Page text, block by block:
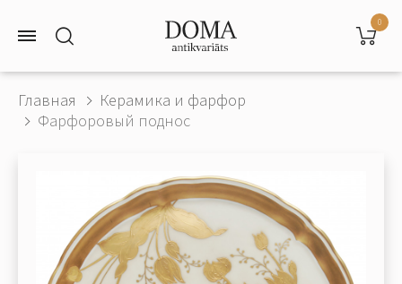
0
Главная
Керамика и фарфор
Фарфоровый поднос